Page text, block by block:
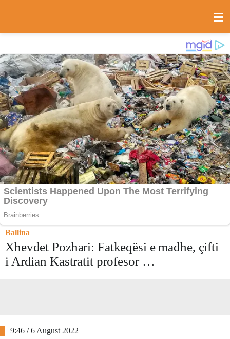
Ballina
Xhevdet Pozhari: Fatkeqësi e madhe, çifti
i Ardian Kastratit profesor …
9:46 / 6 August 2022